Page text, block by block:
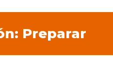
Preparar